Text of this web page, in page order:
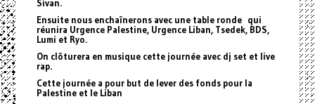
Sivan.
Ensuite nous enchaînerons avec une table ronde qui
réunira Urgence Palestine, Urgence Liban, Tsedek, BDS,
Lumi et Ryo.
On clôturera en musique cette journée avec dj set et live
rap.
Cette journée a pour but de lever des fonds pour la
Palestine et le Liban